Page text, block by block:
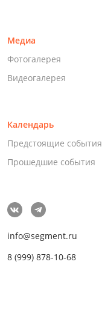
Медиа
Фотогалерея
Видеогалерея
Календарь
Предстоящие события
Прошедшие события
info@segment.ru
8 (999) 878-10-68